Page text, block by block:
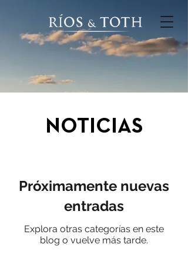
Próximamente nuevas
entradas
Explora otras categorías en este
blog o vuelve más tarde.
NOTICIAS